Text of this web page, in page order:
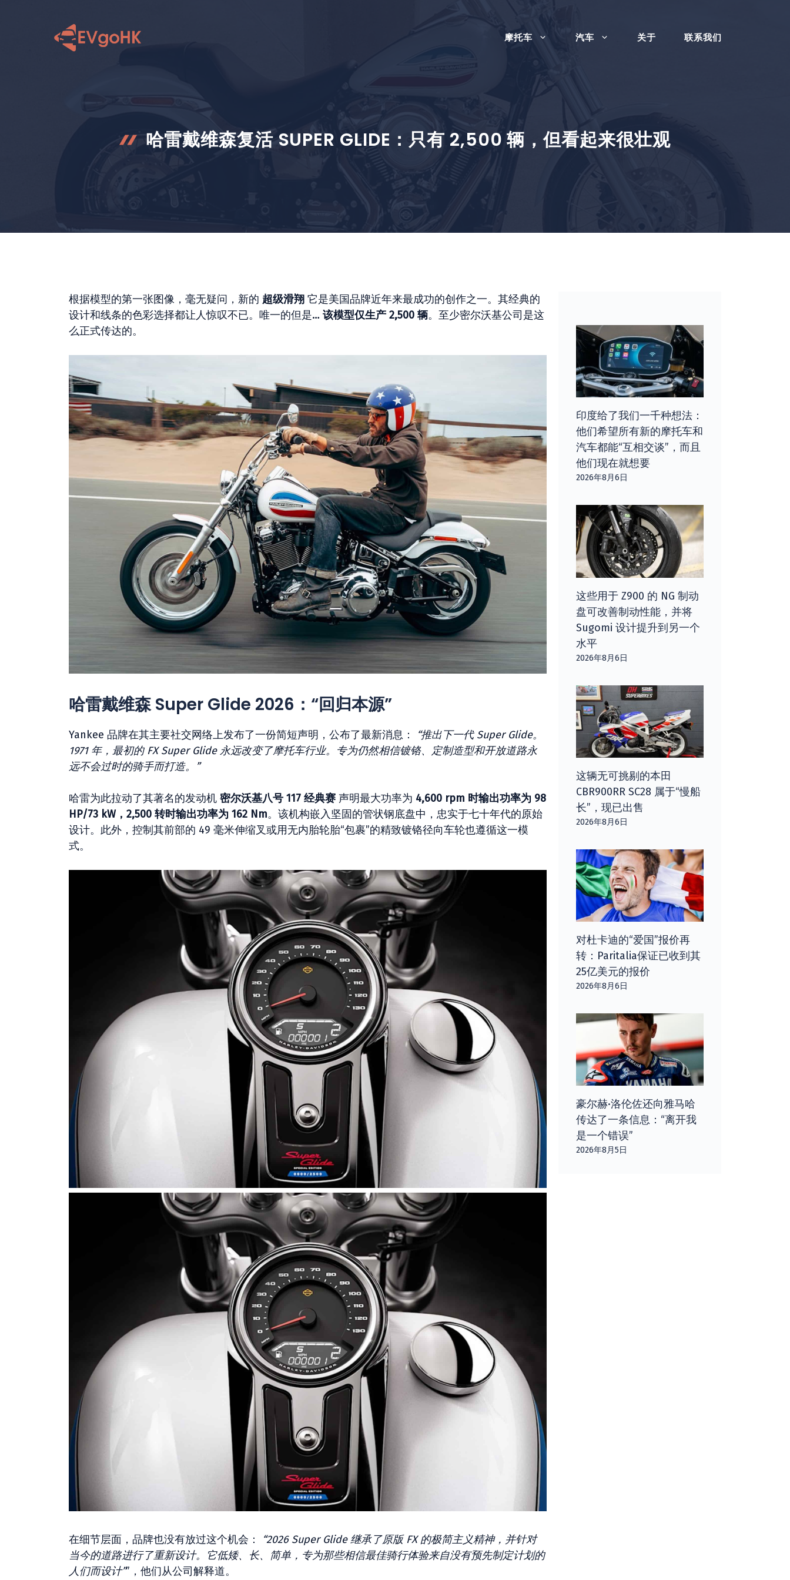
摩托车 汽车 关于 联系我们
哈雷戴维森复活 SUPER GLIDE：只有 2,500 辆，但看起来很壮观
根据模型的第一张图像，毫无疑问，新的 超级滑翔 它是美国品牌近年来最成功的创作之一。其经典的
设计和线条的色彩选择都让人惊叹不已。唯一的但是… 该模型仅生产 2,500 辆。至少密尔沃基公司是这
么正式传达的。
哈雷戴维森 Super Glide 2026：“回归本源”
Yankee 品牌在其主要社交网络上发布了一份简短声明，公布了最新消息：
“推出下一代 Super Glide。
1971 年，最初的 FX Super Glide 永远改变了摩托车行业。专为仍然相信镀铬、定制造型和开放道路永
远不会过时的骑手而打造。”
哈雷为此拉动了其著名的发动机 密尔沃基八号 117 经典赛 声明最大功率为 4,600 rpm 时输出功率为 98
HP/73 kW，2,500 转时输出功率为 162 Nm。该机构嵌入坚固的管状钢底盘中，忠实于七十年代的原始
设计。此外，控制其前部的 49 毫米伸缩叉或用无内胎轮胎“包裹”的精致镀铬径向车轮也遵循这一模
式。
在细节层面，品牌也没有放过这个机会：
“2026 Super Glide 继承了原版 FX 的极简主义精神，并针对
当今的道路进行了重新设计。它低矮、长、简单，专为那些相信最佳骑行体验来自没有预先制定计划的
人们而设计””，他们从公司解释道。
印度给了我们一千种想法：
他们希望所有新的摩托车和
汽车都能“互相交谈”，而且
他们现在就想要
2026年8月6日
这些用于 Z900 的 NG 制动
盘可改善制动性能，并将
Sugomi 设计提升到另一个
水平
2026年8月6日
这辆无可挑剔的本田
CBR900RR SC28 属于“慢船
长”，现已出售
2026年8月6日
对杜卡迪的“爱国”报价再
转：Paritalia保证已收到其
25亿美元的报价
2026年8月6日
豪尔赫·洛伦佐还向雅马哈
传达了一条信息：“离开我
是一个错误”
2026年8月5日